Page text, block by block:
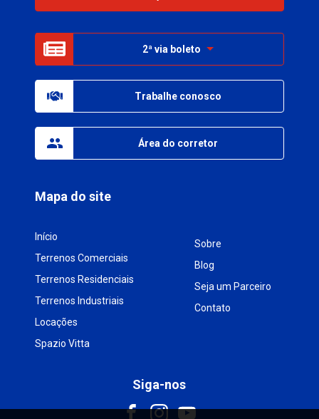
Mapa do site
Início
Terrenos Comerciais
Terrenos Residenciais
Terrenos Industriais
Locações
Spazio Vitta
Sobre
Blog
Seja um Parceiro
Contato
2ª via boleto
Trabalhe conosco
Área do corretor
Siga-nos